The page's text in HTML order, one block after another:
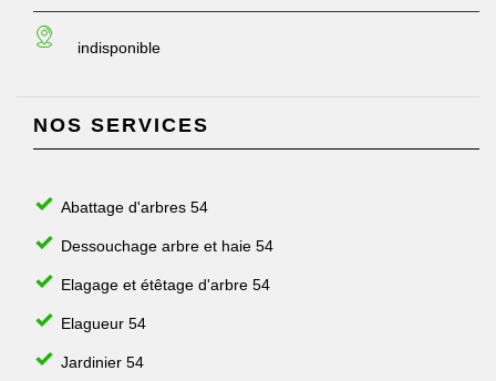
indisponible
NOS SERVICES
Abattage d'arbres 54
Dessouchage arbre et haie 54
Elagage et étêtage d'arbre 54
Elagueur 54
Jardinier 54